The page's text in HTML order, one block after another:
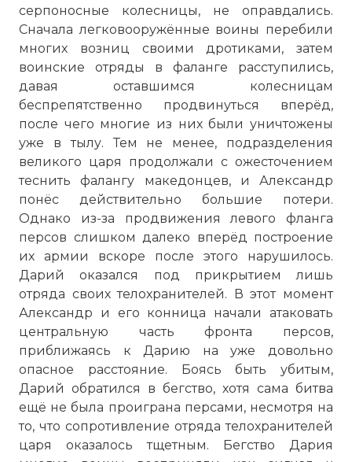
серпоносные колесницы, не оправдались.
Сначала легковооружённые воины перебили
многих возниц своими дротиками, затем
воинские отряды в фаланге расступились,
давая оставшимся колесницам
беспрепятственно продвинуться вперёд,
после чего многие из них были уничтожены
уже в тылу. Тем не менее, подразделения
великого царя продолжали с ожесточением
теснить фалангу македонцев, и Александр
понёс действительно большие потери.
Однако из-за продвижения левого фланга
персов слишком далеко вперёд построение
их армии вскоре после этого нарушилось.
Дарий оказался под прикрытием лишь
отряда своих телохранителей. В этот момент
Александр и его конница начали атаковать
центральную часть фронта персов,
приближаясь к Дарию на уже довольно
опасное расстояние. Боясь быть убитым,
Дарий обратился в бегство, хотя сама битва
ещё не была проиграна персами, несмотря на
то, что сопротивление отряда телохранителей
царя оказалось тщетным. Бегство Дария